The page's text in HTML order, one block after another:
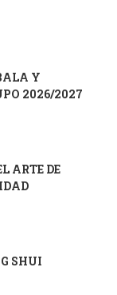
Y
2026/2027
ARTE DE
SHUI